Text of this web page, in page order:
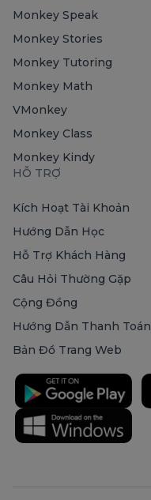
Monkey Speak
Monkey Stories
Monkey Tutoring
Monkey Math
VMonkey
Monkey Class
Monkey Kindy
HỖ TRỢ
Kích Hoạt Tài Khoản
Hướng Dẫn Học
Hỗ Trợ Khách Hàng
Câu Hỏi Thường Gặp
Cộng Đồng
Hướng Dẫn Thanh Toán
Bản Đồ Trang Web